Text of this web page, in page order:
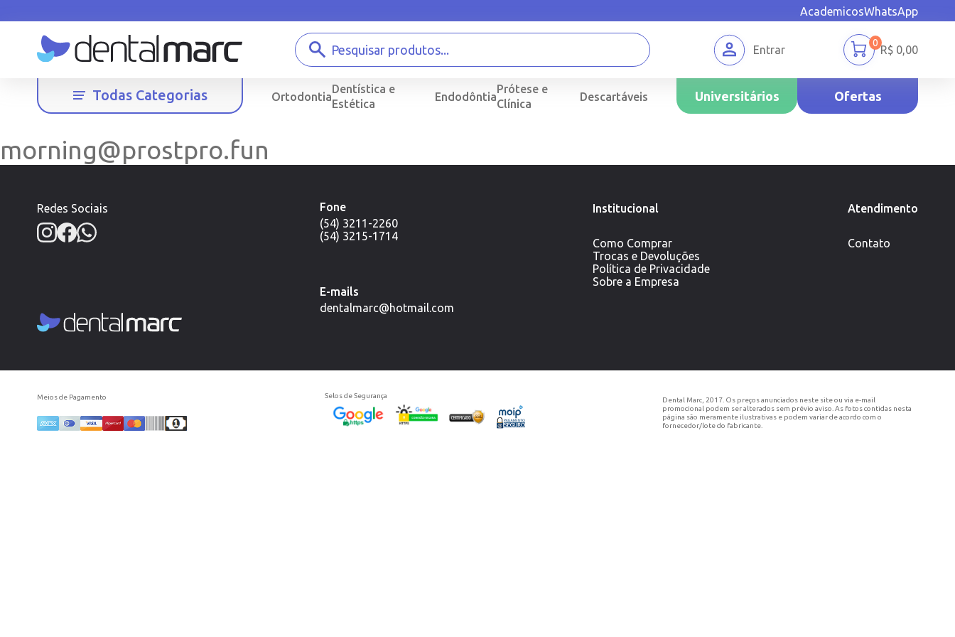
AcademicosWhatsApp
Entrar R$0,00
0
Todas Categorias Ortodontia
Dentística e
Estética
Endodôntia
Prótese e
Clínica
Descartáveis Universitários Ofertas
morning@prostpro.fun
Redes Sociais
Fone
(54) 3211-2260
(54) 3215-1714
E-mails
dentalmarc@hotmail.com
Institucional
Como Comprar
Trocas e Devoluções
Política de Privacidade
Sobre a Empresa
Atendimento
Contato
Meios de Pagamento Selos de Segurança
Dental Marc, 2017. Os preços anunciados neste site ou via e-mail
promocional podem ser alterados sem prévio aviso. As fotos contidas nesta
página são meramente ilustrativas e podem variar de acordo com o
fornecedor/lote do fabricante.